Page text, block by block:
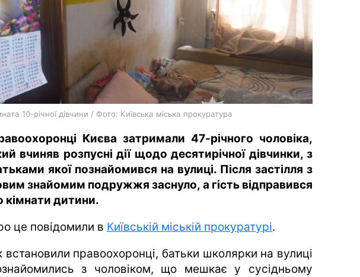
10-річної дівчини / Фото: Київська міська прокуратура
Києва затримали 47-річного чоловіка,
вчиняв розпусні дії щодо десятирічної дівчинки, з
якої познайомився на вулиці. Після застілля з
знайомим подружжя заснуло, а гість відправився
кімнати дитини.
це повідомили в Київській міській прокуратурі.
встановили правоохоронці, батьки школярки на вулиці
з чоловіком, що мешкає у сусідньому